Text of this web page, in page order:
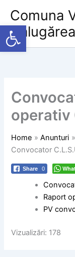
Deschide bara de unelte
content
Comuna
operativ
Home
Anunturi
Convocator
Share 0
Raport
PV
Vizualizări: 178